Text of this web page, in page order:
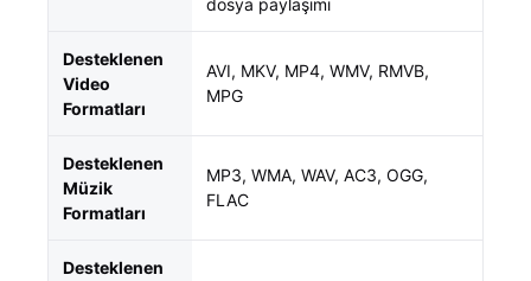
dosya paylaşımı
Desteklenen
Video
Formatları
AVI, MKV, MP4, WMV, RMVB,
MPG
Desteklenen
Müzik
Formatları
MP3, WMA, WAV, AC3, OGG,
FLAC
Desteklenen